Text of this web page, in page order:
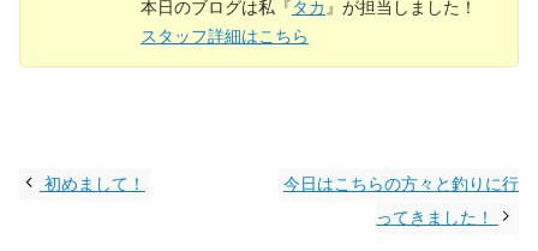
本日のブログは私『タカ』が担当しました！
スタッフ詳細はこちら
初めまして！
今日はこちらの方々と釣りに行
ってきました！